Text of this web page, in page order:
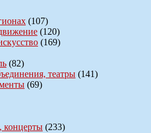
(107)
(120)
(169)
(82)
театры (141)
(69)
концерты (233)